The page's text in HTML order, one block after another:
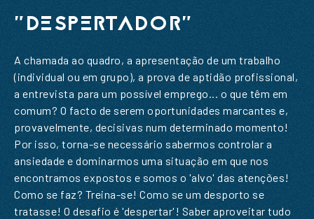
CONTACTOS
"DESPERTADOR"
A chamada ao quadro, a apresentação de um trabalho
(individual ou em grupo), a prova de aptidão profissional,
a entrevista para um possível emprego... o que têm em
comum? O facto de serem oportunidades marcantes e,
provavelmente, decisivas num determinado momento!
Por isso, torna-se necessário sabermos controlar a
ansiedade e dominarmos uma situação em que nos
encontramos expostos e somos o 'alvo' das atenções!
Como se faz? Treina-se! Como se um desporto se
tratasse! O desafio é 'despertar'! Saber aproveitar tudo